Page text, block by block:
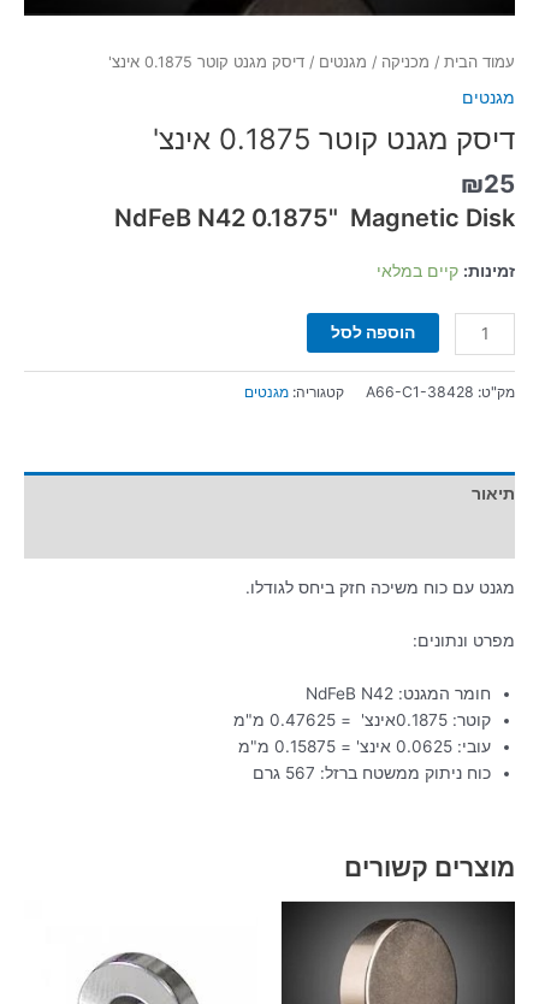
עמוד הבית / מכניקה / מגנטים / דיסק מגנט קוטר 0.1875 אינצ'
מגנטים
דיסק מגנט קוטר 0.1875 אינצ'
₪25
NdFeB N42 0.1875" Magnetic Disk
זמינות: קיים במלאי
הוספה לסל
מק"ט: A66-C1-38428 קטגוריה: מגנטים
תיאור
מגנט עם כוח משיכה חזק ביחס לגודלו.
מפרט ונתונים:
חומר המגנט: NdFeB N42
קוטר: 0.1875אינצ' = 0.47625 מ"מ
עובי: 0.0625 אינצ' = 0.15875 מ"מ
כוח ניתוק ממשטח ברזל: 567 גרם
מוצרים קשורים